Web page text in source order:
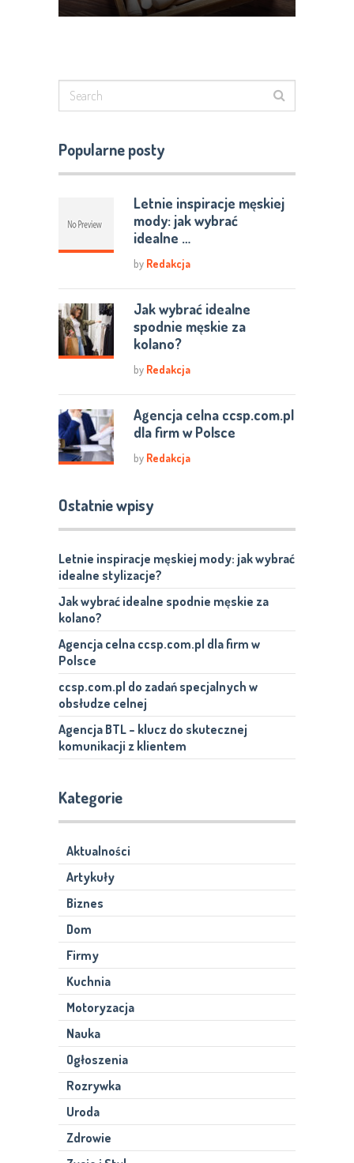
Popularne posty
Letnie inspiracje męskiej
mody: jak wybrać
idealne …
by Redakcja
Jak wybrać idealne
spodnie męskie za
kolano?
by Redakcja
Agencja celna ccsp.com.pl
dla firm w Polsce
by Redakcja
Ostatnie wpisy
Letnie inspiracje męskiej mody: jak wybrać
idealne stylizacje?
Jak wybrać idealne spodnie męskie za
kolano?
Agencja celna ccsp.com.pl dla firm w
Polsce
ccsp.com.pl do zadań specjalnych w
obsłudze celnej
Agencja BTL – klucz do skutecznej
komunikacji z klientem
Kategorie
Aktualności
Artykuły
Biznes
Dom
Firmy
Kuchnia
Motoryzacja
Nauka
Ogłoszenia
Rozrywka
Uroda
Zdrowie